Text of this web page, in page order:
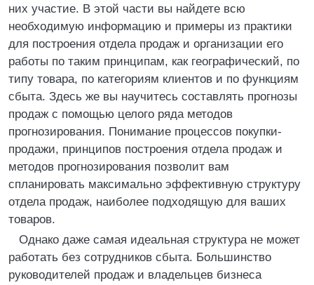
них участие. В этой части вы найдете всю
необходимую информацию и примеры из практики
для построения отдела продаж и организации его
работы по таким принципам, как географический, по
типу товара, по категориям клиентов и по функциям
сбыта. Здесь же вы научитесь составлять прогнозы
продаж с помощью целого ряда методов
прогнозирования. Понимание процессов покупки-
продажи, принципов построения отдела продаж и
методов прогнозирования позволит вам
спланировать максимально эффективную структуру
отдела продаж, наиболее подходящую для ваших
товаров.
Однако даже самая идеальная структура не может
работать без сотрудников сбыта. Большинство
руководителей продаж и владельцев бизнеса